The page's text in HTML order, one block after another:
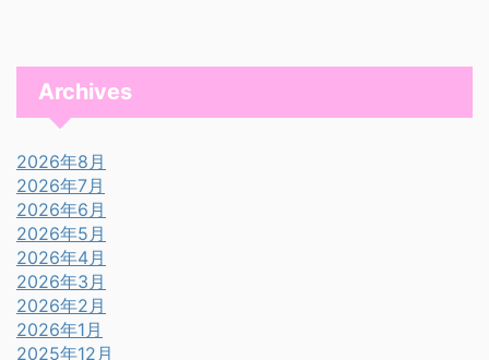
Archives
2026年8月
2026年7月
2026年6月
2026年5月
2026年4月
2026年3月
2026年2月
2026年1月
2025年12月